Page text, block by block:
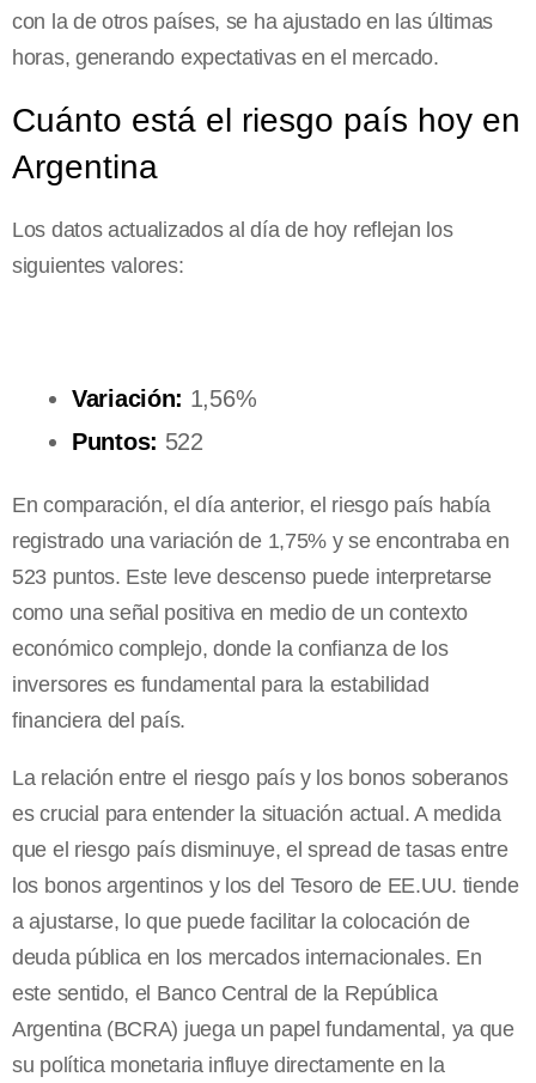
con la de otros países, se ha ajustado en las últimas
horas, generando expectativas en el mercado.
Cuánto está el riesgo país hoy en
Argentina
Los datos actualizados al día de hoy reflejan los
siguientes valores:
Variación: 1,56%
Puntos: 522
En comparación, el día anterior, el riesgo país había
registrado una variación de 1,75% y se encontraba en
523 puntos. Este leve descenso puede interpretarse
como una señal positiva en medio de un contexto
económico complejo, donde la confianza de los
inversores es fundamental para la estabilidad
financiera del país.
La relación entre el riesgo país y los bonos soberanos
es crucial para entender la situación actual. A medida
que el riesgo país disminuye, el spread de tasas entre
los bonos argentinos y los del Tesoro de EE.UU. tiende
a ajustarse, lo que puede facilitar la colocación de
deuda pública en los mercados internacionales. En
este sentido, el Banco Central de la República
Argentina (BCRA) juega un papel fundamental, ya que
su política monetaria influye directamente en la